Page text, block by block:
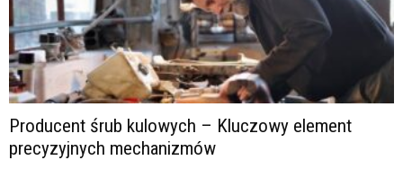
Producent śrub kulowych – Kluczowy element
precyzyjnych mechanizmów